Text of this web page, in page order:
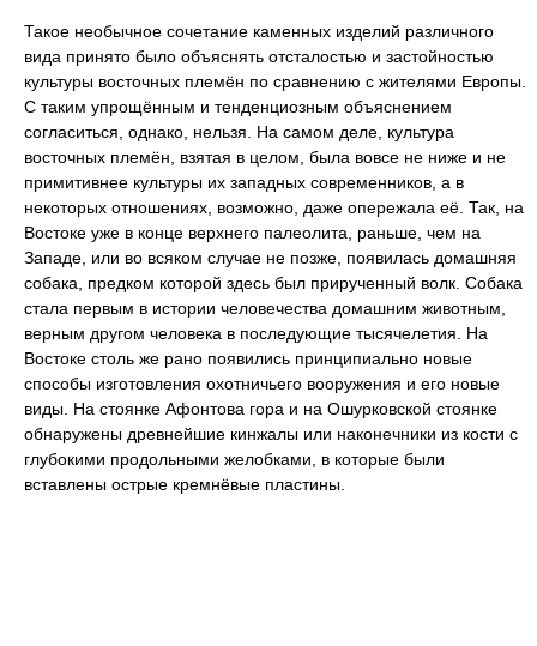
Такое необычное сочетание каменных изделий различного
вида принято было объяснять отсталостью и застойностью
культуры восточных племён по сравнению с жителями Европы.
С таким упрощённым и тенденциозным объяснением
согласиться, однако, нельзя. На самом деле, культура
восточных племён, взятая в целом, была вовсе не ниже и не
примитивнее культуры их западных современников, а в
некоторых отношениях, возможно, даже опережала её. Так, на
Востоке уже в конце верхнего палеолита, раньше, чем на
Западе, или во всяком случае не позже, появилась домашняя
собака, предком которой здесь был прирученный волк. Собака
стала первым в истории человечества домашним животным,
верным другом человека в последующие тысячелетия. На
Востоке столь же рано появились принципиально новые
способы изготовления охотничьего вооружения и его новые
виды. На стоянке Афонтова гора и на Ошурковской стоянке
обнаружены древнейшие кинжалы или наконечники из кости с
глубокими продольными желобками, в которые были
вставлены острые кремнёвые пластины.